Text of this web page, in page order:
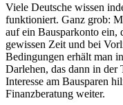
Viele Deutsche wissen
funktioniert. Ganz grob:
auf ein Bausparkonto ein,
gewissen Zeit und bei
Bedingungen erhält man
Darlehen, das dann in
Interesse am Bausparen
Finanzberatung weiter.